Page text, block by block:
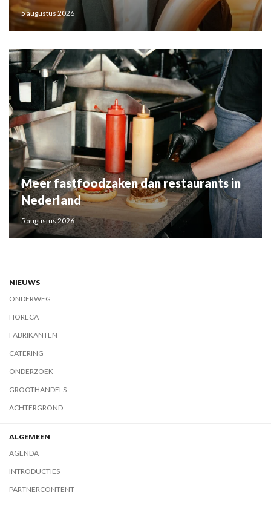
5 augustus 2026
Meer fastfoodzaken dan restaurants in
Nederland
5 augustus 2026
NIEUWS
ONDERWEG
HORECA
FABRIKANTEN
CATERING
ONDERZOEK
GROOTHANDELS
ACHTERGROND
ALGEMEEN
AGENDA
INTRODUCTIES
PARTNERCONTENT